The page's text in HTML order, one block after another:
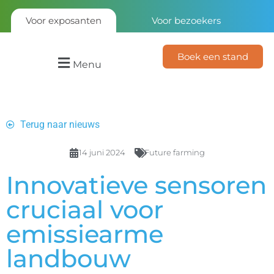
Voor exposanten Voor bezoekers
Menu
Boek een stand
Terug naar nieuws
14 juni 2024 Future farming
Innovatieve sensoren
cruciaal voor
emissiearme
landbouw